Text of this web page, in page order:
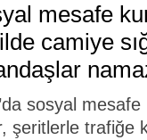
mesafe
camiye
sosyal
şeritlerle trafiğe